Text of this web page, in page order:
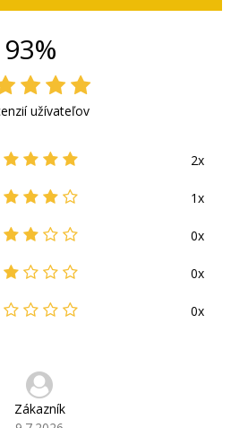
93%
užívateľov
2x
1x
0x
0x
0x
Zákazník